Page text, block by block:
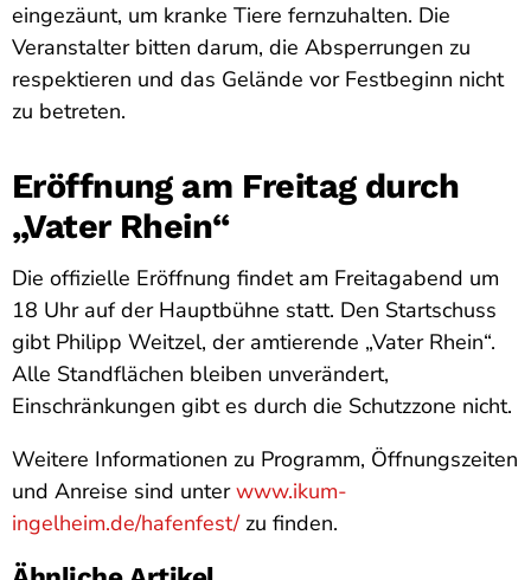
eingezäunt, um kranke Tiere fernzuhalten. Die
Veranstalter bitten darum, die Absperrungen zu
respektieren und das Gelände vor Festbeginn nicht
zu betreten.
Eröffnung am Freitag durch
„Vater Rhein“
Die offizielle Eröffnung findet am Freitagabend um
18 Uhr auf der Hauptbühne statt. Den Startschuss
gibt Philipp Weitzel, der amtierende „Vater Rhein“.
Alle Standflächen bleiben unverändert,
Einschränkungen gibt es durch die Schutzzone nicht.
Weitere Informationen zu Programm, Öffnungszeiten
und Anreise sind unterwww.ikum-
ingelheim.de/hafenfest/zu finden.